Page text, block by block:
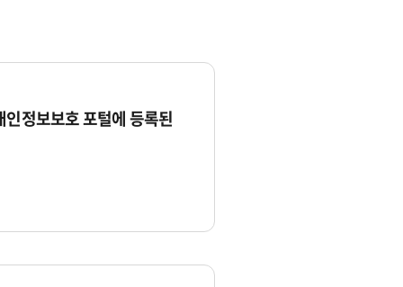
정보보호 포털에 등록된